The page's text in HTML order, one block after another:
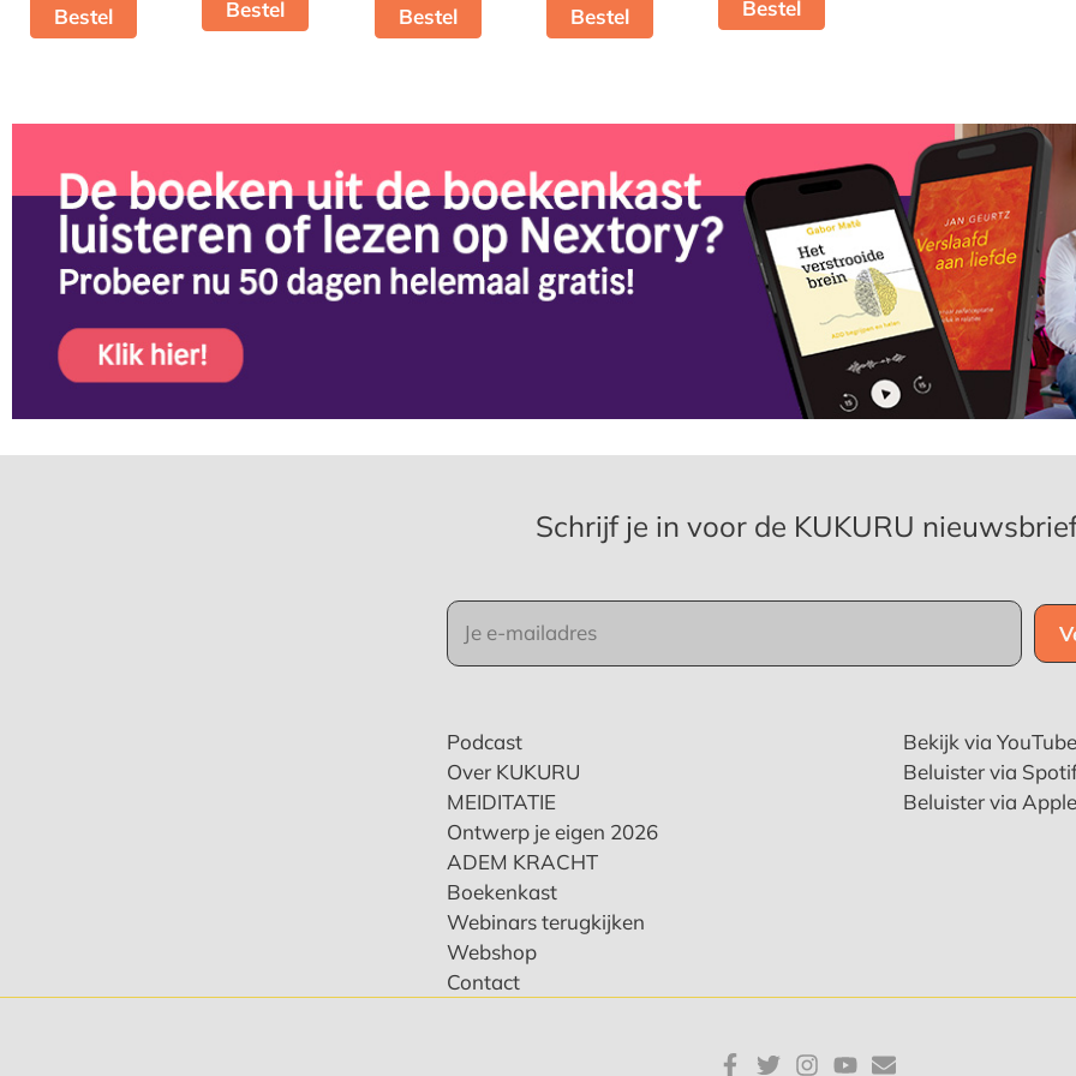
Bestel Bestel Bestel Bestel Bestel
Podcast
Over KUKURU
MEIDITATIE
Ontwerp je eigen 2026
ADEM KRACHT
Boekenkast
Webinars terugkijken
Webshop
Contact
Bekijk via YouTube
Beluister via
Beluister via
Schrijf je in voor de KUKURU